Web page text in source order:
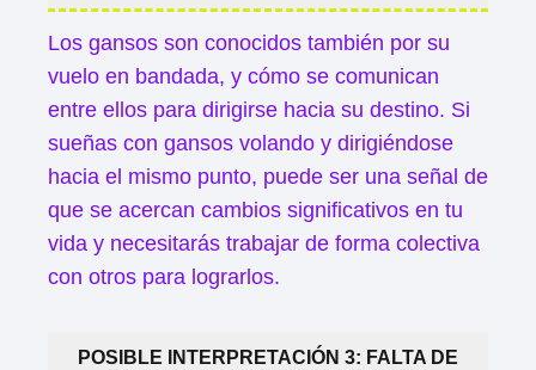
Los gansos son conocidos también por su
vuelo en bandada, y cómo se comunican
entre ellos para dirigirse hacia su destino. Si
sueñas con gansos volando y dirigiéndose
hacia el mismo punto, puede ser una señal de
que se acercan cambios significativos en tu
vida y necesitarás trabajar de forma colectiva
con otros para lograrlos.
POSIBLE INTERPRETACIÓN 3: FALTA DE